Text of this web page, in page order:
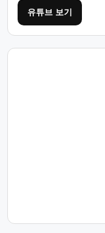
유튜브 보기